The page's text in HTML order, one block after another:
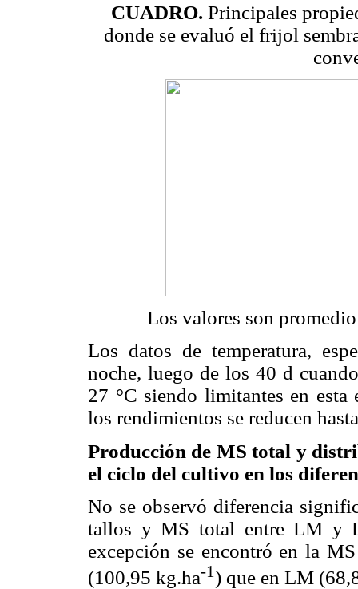
CUADRO. Principales
donde se evaluó el frijol
Los valores son
Los datos de temperatura,
noche, luego de los 40 d
27 °C siendo limitantes en
los rendimientos se reducen
Producción de MS total y
el ciclo del cultivo en los
No se observó diferencia
tallos y MS total entre LM y
excepción se encontró en la
(100,95 kg.ha-1) que en LM